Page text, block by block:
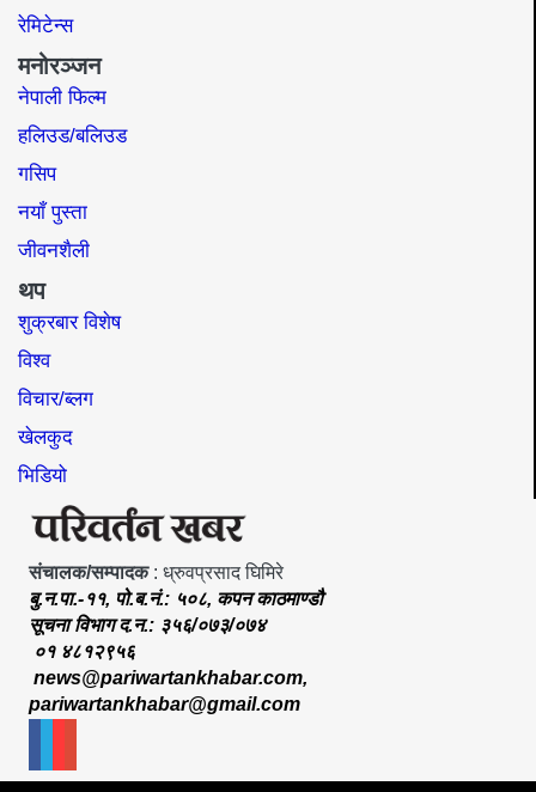
रेमिटेन्स
मनोरञ्जन
नेपाली फिल्म
हलिउड/बलिउड
गसिप
नयाँ पुस्ता
जीवनशैली
थप
शुक्रबार विशेष
विश्व
विचार/ब्लग
खेलकुद
भिडियो
संचालक/सम्पादक: ध्रुवप्रसाद घिमिरे
बु.न.पा.-११, पो.ब.नं.: ५०८, कपन काठमाण्डौ
सूचना विभाग द.न.: ३५६/०७३/०७४
०१ ४८१२९५६
news@pariwartankhabar.com,
pariwartankhabar@gmail.com